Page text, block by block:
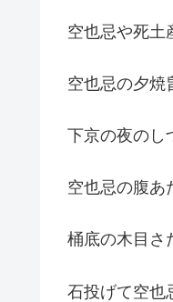
空也忌や死土
空也忌の夕焼
下京の夜のし
空也忌の腹あ
桶底の木目さ
石投げて空也